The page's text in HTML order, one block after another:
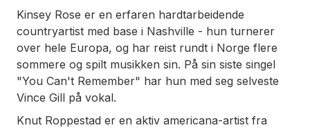
Kinsey Rose er en erfaren hardtarbeidende
countryartist med base i Nashville - hun turnerer
over hele Europa, og har reist rundt i Norge flere
sommere og spilt musikken sin. På sin siste singel
"You Can't Remember" har hun med seg selveste
Vince Gill på vokal.
Knut Roppestad er en aktiv americana-artist fra